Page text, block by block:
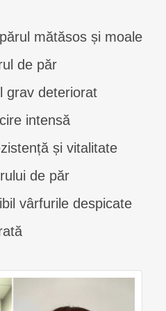
mătăsos și moale
de păr
grav deteriorat
intensă
și vitalitate
de păr
vârfurile despicate